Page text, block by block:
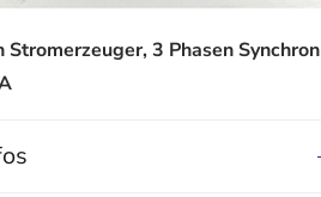
Stromerzeuger, 3 Phasen Synchron